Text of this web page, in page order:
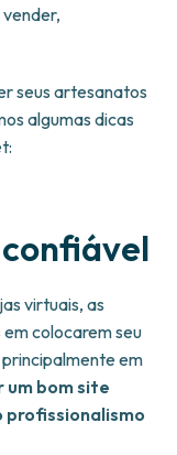
seus artesanatos
algumas dicas
virtuais, as
colocarem seu
em
um bom site
profissionalismo